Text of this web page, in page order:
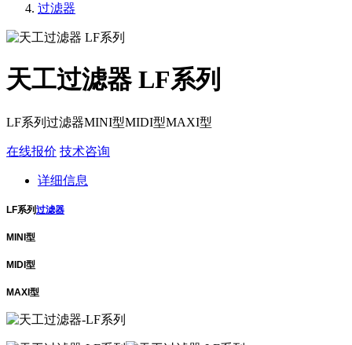
过滤器
天工过滤器 LF系列
LF系列过滤器MINI型MIDI型MAXI型
在线报价 技术咨询
详细信息
LF系列过滤器
MINI型
MIDI型
MAXI型